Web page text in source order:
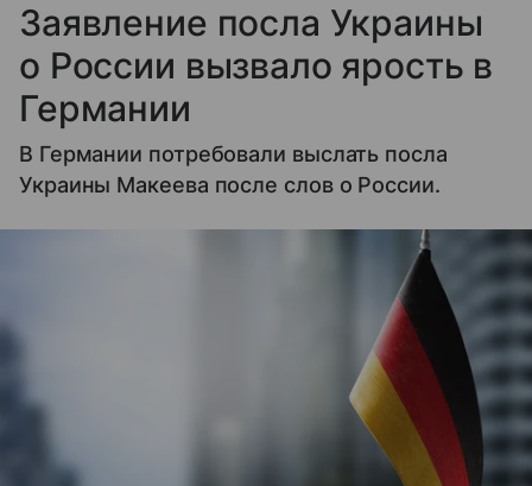
Заявление посла Украины
о России вызвало ярость в
Германии
В Германии потребовали выслать посла
Украины Макеева после слов о России.